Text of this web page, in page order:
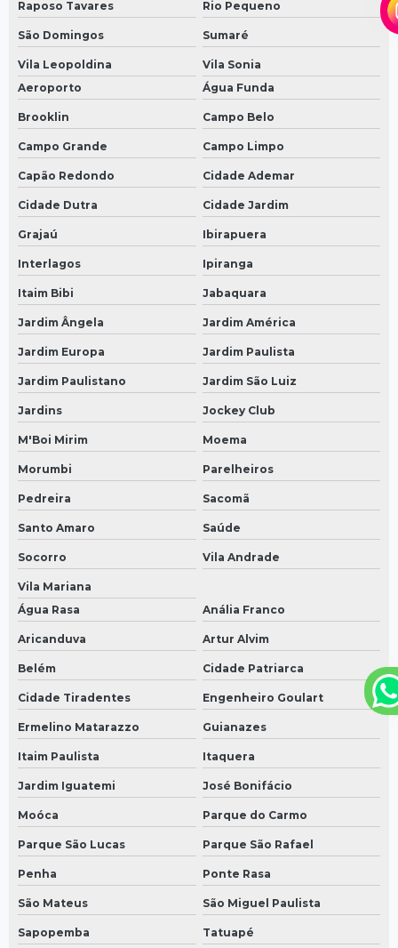
Raposo Tavares Rio Pequeno
São Domingos Sumaré
Vila Leopoldina
Vila Sonia
Aeroporto
Água Funda
Brooklin Campo Belo
Campo Grande Campo Limpo
Capão Redondo Cidade Ademar
Cidade Dutra Cidade Jardim
Grajaú Ibirapuera
Interlagos Ipiranga
Itaim Bibi Jabaquara
Jardim Ângela Jardim América
Jardim Europa Jardim Paulista
Jardim Paulistano Jardim São Luiz
Jardins Jockey Club
M'Boi Mirim Moema
Morumbi Parelheiros
Pedreira Sacomã
Santo Amaro Saúde
Socorro Vila Andrade
Vila Mariana
Água Rasa
Anália Franco
Aricanduva Artur Alvim
Belém Cidade Patriarca
Cidade Tiradentes Engenheiro Goulart
Ermelino Matarazzo Guianazes
Itaim Paulista Itaquera
Jardim Iguatemi José Bonifácio
Moóca Parque do Carmo
Parque São Lucas Parque São Rafael
Penha Ponte Rasa
São Mateus São Miguel Paulista
Sapopemba Tatuapé